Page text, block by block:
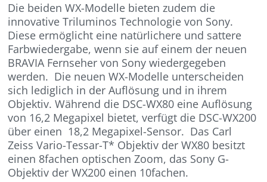
Die beiden WX-Modelle bieten zudem die
innovative Triluminos Technologie von Sony.
Diese ermöglicht eine natürlichere und sattere
Farbwiedergabe, wenn sie auf einem der neuen
BRAVIA Fernseher von Sony wiedergegeben
werden. Die neuen WX-Modelle unterscheiden
sich lediglich in der Auflösung und in ihrem
Objektiv. Während die DSC-WX80 eine Auflösung
von 16,2 Megapixel bietet, verfügt die DSC-WX200
über einen 18,2 Megapixel-Sensor. Das Carl
Zeiss Vario-Tessar-T* Objektiv der WX80 besitzt
einen 8fachen optischen Zoom, das Sony G-
Objektiv der WX200 einen 10fachen.